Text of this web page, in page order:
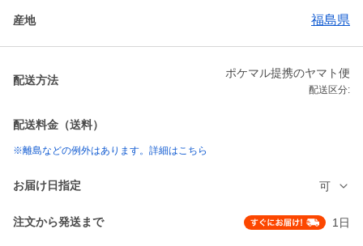
産地 福島県
配送方法
ポケマル提携のヤマト便
配送区分:
配送料金（送料）
※離島などの例外はあります。詳細はこちら
お届け日指定 可
注文から発送まで 1日